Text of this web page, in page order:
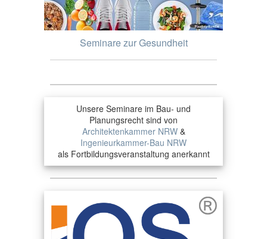
Seminare zur Gesundheit
Unsere Seminare im Bau- und
Planungsrecht sind von
Architektenkammer NRW&
Ingenieurkammer-Bau NRW
als Fortbildungsveranstaltung anerkannt